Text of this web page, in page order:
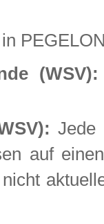
(WSV):
Jede
auf